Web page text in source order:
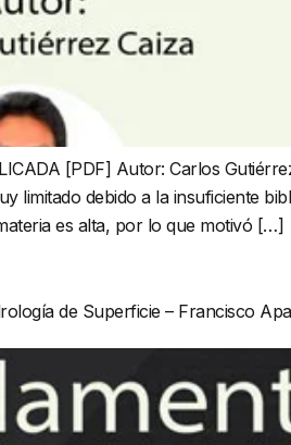
[PDF] Autor: Carlos
limitado debido a la insuficiente
es alta, por lo que motivó […]
de Superficie – Francisco